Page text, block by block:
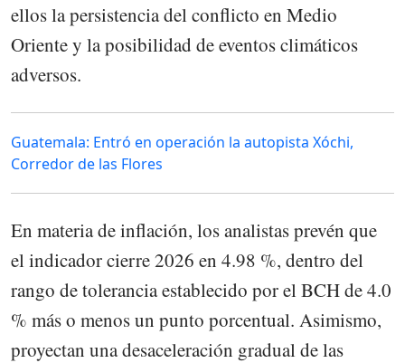
ellos la persistencia del conflicto en Medio
Oriente y la posibilidad de eventos climáticos
adversos.
Guatemala: Entró en operación la autopista Xóchi,
Corredor de las Flores
En materia de inflación, los analistas prevén que
el indicador cierre 2026 en 4.98 %, dentro del
rango de tolerancia establecido por el BCH de 4.0
% más o menos un punto porcentual. Asimismo,
proyectan una desaceleración gradual de las